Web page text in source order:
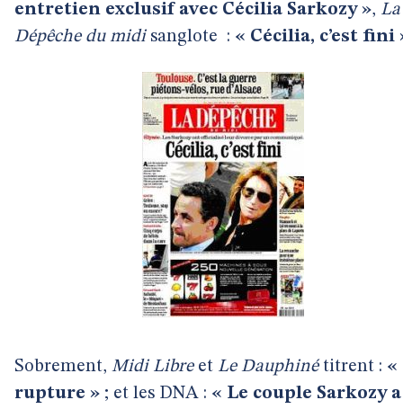
entretien exclusif avec Cécilia Sarkozy », La
Dépêche du midi sanglote : « Cécilia, c’est fini
Sobrement, Midi Libreet Le Dauphiné titrent : «
rupture » ; et les DNA : « Le couple Sarkozy a